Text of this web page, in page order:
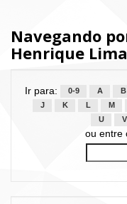
Navegando
Henrique
Ir para: 0-9 A B
J
K L M
U
V
ou entre